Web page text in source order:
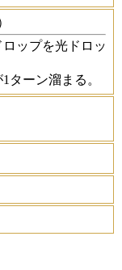
ップを光ドロッ
ターン溜まる。